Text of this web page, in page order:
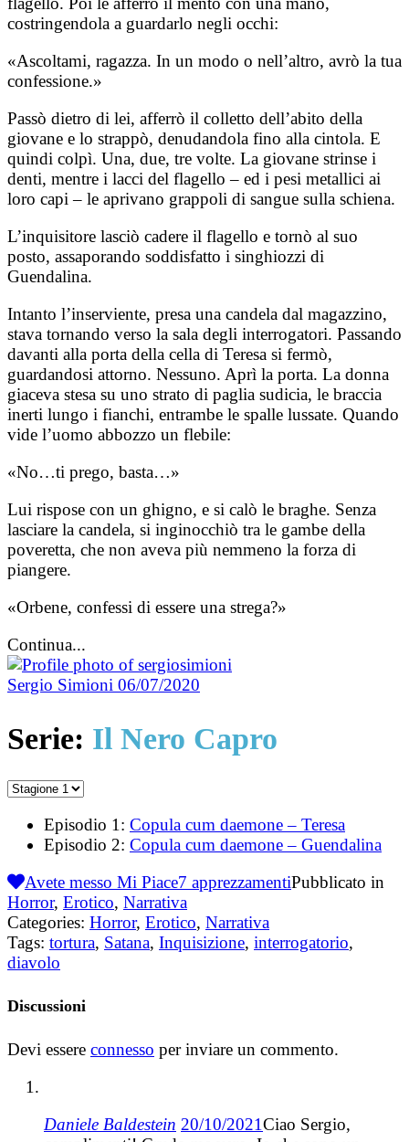
costringendola a guardarlo negli occhi:
«Ascoltami, ragazza. In un modo o nell’altro, avrò la tua
confessione.»
Passò dietro di lei, afferrò il colletto dell’abito della
giovane e lo strappò, denudandola fino alla cintola. E
quindi colpì. Una, due, tre volte. La giovane strinse i
denti, mentre i lacci del flagello – ed i pesi metallici ai
loro capi – le aprivano grappoli di sangue sulla schiena.
L’inquisitore lasciò cadere il flagello e tornò al suo
posto, assaporando soddisfatto i singhiozzi di
Guendalina.
Intanto l’inserviente, presa una candela dal magazzino,
stava tornando verso la sala degli interrogatori. Passando
davanti alla porta della cella di Teresa si fermò,
guardandosi attorno. Nessuno. Aprì la porta. La donna
giaceva stesa su uno strato di paglia sudicia, le braccia
inerti lungo i fianchi, entrambe le spalle lussate. Quando
vide l’uomo abbozzo un flebile:
«No…ti prego, basta…»
Lui rispose con un ghigno, e si calò le braghe. Senza
lasciare la candela, si inginocchiò tra le gambe della
poveretta, che non aveva più nemmeno la forza di
piangere.
«Orbene, confessi di essere una strega?»
Continua...
Sergio Simioni 06/07/2020
Serie: Il Nero Capro
Episodio 1: Copula cum daemone – Teresa
Episodio 2: Copula cum daemone – Guendalina
Avete messo Mi Piace7 apprezzamentiPubblicato in
Horror, Erotico, Narrativa
Categories: Horror, Erotico, Narrativa
Tags: tortura, Satana, Inquisizione, interrogatorio,
diavolo
Discussioni
Devi essere connesso per inviare un commento.
Daniele Baldestein 20/10/2021Ciao Sergio,